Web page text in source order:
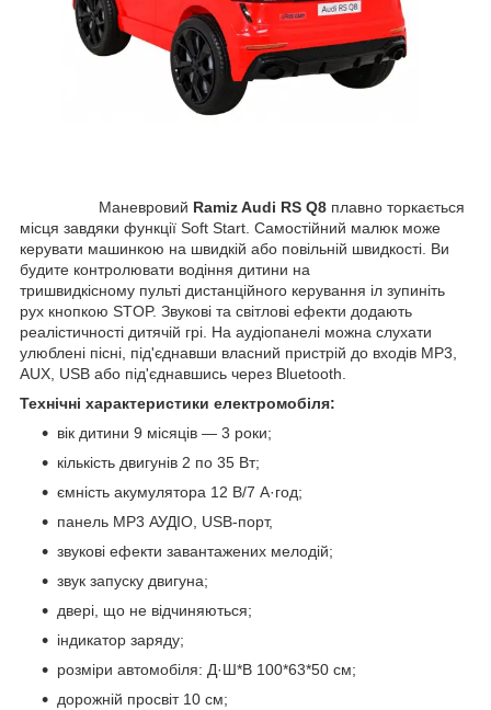
Маневровий Ramiz Audi RS Q8 плавно торкається
місця завдяки функції Soft Start. Самостійний малюк може
керувати машинкою на швидкій або повільній швидкості. Ви
будите контролювати водіння дитини на
тришвидкісному пульті дистанційного керування іл зупиніть
рух кнопкою STOP. Звукові та світлові ефекти додають
реалістичності дитячій грі. На аудіопанелі можна слухати
улюблені пісні, під'єднавши власний пристрій до входів MP3,
AUX, USB або під'єднавшись через Bluetooth.
Технічні характеристики електромобіля:
вік дитини 9 місяців — 3 роки;
кількість двигунів 2 по 35 Вт;
ємність акумулятора 12 В/7 А·год;
панель MP3 АУДІО, USB-порт,
звукові ефекти завантажених мелодій;
звук запуску двигуна;
двері, що не відчиняються;
індикатор заряду;
розміри автомобіля: Д·Ш*В 100*63*50 см;
дорожній просвіт 10 см;